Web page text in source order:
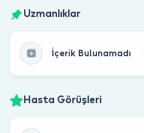
Uzmanlıklar
İçerik Bulunamadı
Hasta Görüşleri